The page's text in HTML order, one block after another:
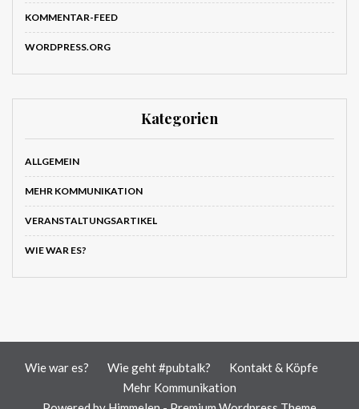
KOMMENTAR-FEED
WORDPRESS.ORG
Kategorien
ALLGEMEIN
MEHR KOMMUNIKATION
VERANSTALTUNGSARTIKEL
WIE WAR ES?
Wie war es? Wie geht #pubtalk?
Kontakt & Köpfe
Mehr Kommunikation